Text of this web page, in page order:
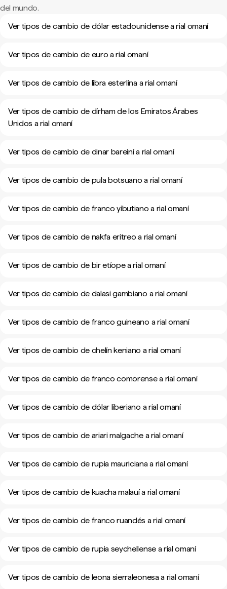
del mundo.
Ver tipos de cambio de dólar estadounidense a rial omaní
Ver tipos de cambio de euro a rial omaní
Ver tipos de cambio de libra esterlina a rial omaní
Ver tipos de cambio de dírham de los Emiratos Árabes
Unidos a rial omaní
Ver tipos de cambio de dinar bareiní a rial omaní
Ver tipos de cambio de pula botsuano a rial omaní
Ver tipos de cambio de franco yibutiano a rial omaní
Ver tipos de cambio de nakfa eritreo a rial omaní
Ver tipos de cambio de bir etíope a rial omaní
Ver tipos de cambio de dalasi gambiano a rial omaní
Ver tipos de cambio de franco guineano a rial omaní
Ver tipos de cambio de chelín keniano a rial omaní
Ver tipos de cambio de franco comorense a rial omaní
Ver tipos de cambio de dólar liberiano a rial omaní
Ver tipos de cambio de ariari malgache a rial omaní
Ver tipos de cambio de rupia mauriciana a rial omaní
Ver tipos de cambio de kuacha malauí a rial omaní
Ver tipos de cambio de franco ruandés a rial omaní
Ver tipos de cambio de rupia seychellense a rial omaní
Ver tipos de cambio de leona sierraleonesa a rial omaní